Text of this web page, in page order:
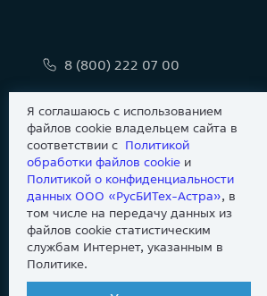
8 (800) 222 07 00
Сообщить об
Новости «Группы
Dev-портал
Я соглашаюсь с использованием
файлов cookie владельцем сайта в
соответствии с Политикой
обработки файлов сookie и
Политикой о конфиденциальности
данных ООО «РусБИТех-Астра», в
том числе на передачу данных из
файлов cookie статистическим
службам Интернет, указанным в
Политике.